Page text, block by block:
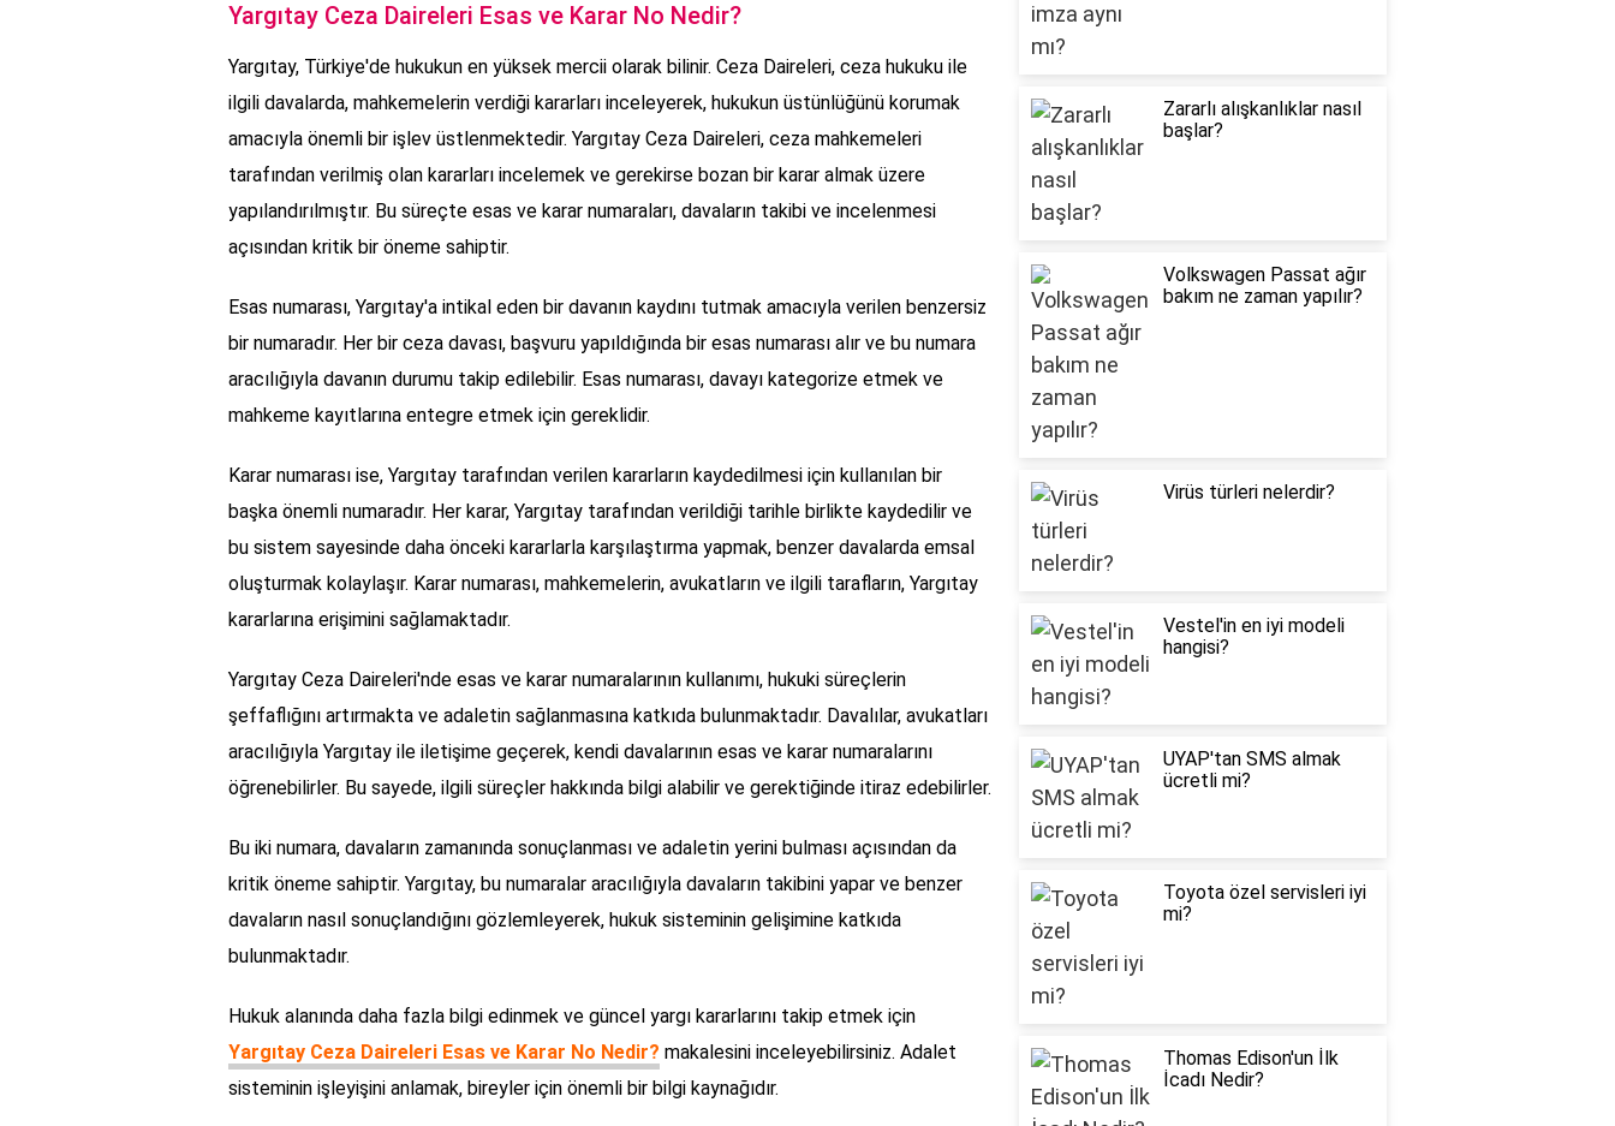
Yargıtay Ceza Daireleri Esas ve Karar No Nedir?
Yargıtay, Türkiye'de hukukun en yüksek mercii olarak bilinir. Ceza Daireleri, ceza hukuku ile
ilgili davalarda, mahkemelerin verdiği kararları inceleyerek, hukukun üstünlüğünü korumak
amacıyla önemli bir işlev üstlenmektedir. Yargıtay Ceza Daireleri, ceza mahkemeleri
tarafından verilmiş olan kararları incelemek ve gerekirse bozan bir karar almak üzere
yapılandırılmıştır. Bu süreçte esas ve karar numaraları, davaların takibi ve incelenmesi
açısından kritik bir öneme sahiptir.
Esas numarası, Yargıtay'a intikal eden bir davanın kaydını tutmak amacıyla verilen benzersiz
bir numaradır. Her bir ceza davası, başvuru yapıldığında bir esas numarası alır ve bu numara
aracılığıyla davanın durumu takip edilebilir. Esas numarası, davayı kategorize etmek ve
mahkeme kayıtlarına entegre etmek için gereklidir.
Karar numarası ise, Yargıtay tarafından verilen kararların kaydedilmesi için kullanılan bir
başka önemli numaradır. Her karar, Yargıtay tarafından verildiği tarihle birlikte kaydedilir ve
bu sistem sayesinde daha önceki kararlarla karşılaştırma yapmak, benzer davalarda emsal
oluşturmak kolaylaşır. Karar numarası, mahkemelerin, avukatların ve ilgili tarafların, Yargıtay
kararlarına erişimini sağlamaktadır.
Yargıtay Ceza Daireleri'nde esas ve karar numaralarının kullanımı, hukuki süreçlerin
şeffaflığını artırmakta ve adaletin sağlanmasına katkıda bulunmaktadır. Davalılar, avukatları
aracılığıyla Yargıtay ile iletişime geçerek, kendi davalarının esas ve karar numaralarını
öğrenebilirler. Bu sayede, ilgili süreçler hakkında bilgi alabilir ve gerektiğinde itiraz edebilirler.
Bu iki numara, davaların zamanında sonuçlanması ve adaletin yerini bulması açısından da
kritik öneme sahiptir. Yargıtay, bu numaralar aracılığıyla davaların takibini yapar ve benzer
davaların nasıl sonuçlandığını gözlemleyerek, hukuk sisteminin gelişimine katkıda
bulunmaktadır.
Hukuk alanında daha fazla bilgi edinmek ve güncel yargı kararlarını takip etmek için
Yargıtay Ceza Daireleri Esas ve Karar No Nedir? makalesini inceleyebilirsiniz. Adalet
sisteminin işleyişini anlamak, bireyler için önemli bir bilgi kaynağıdır.
Zararlı alışkanlıklar nasıl
başlar?
Volkswagen Passat ağır
bakım ne zaman yapılır?
Virüs türleri nelerdir?
Vestel'in en iyi modeli
hangisi?
UYAP'tan SMS almak
ücretli mi?
Toyota özel servisleri iyi
mi?
Thomas Edison'un İlk
İcadı Nedir?